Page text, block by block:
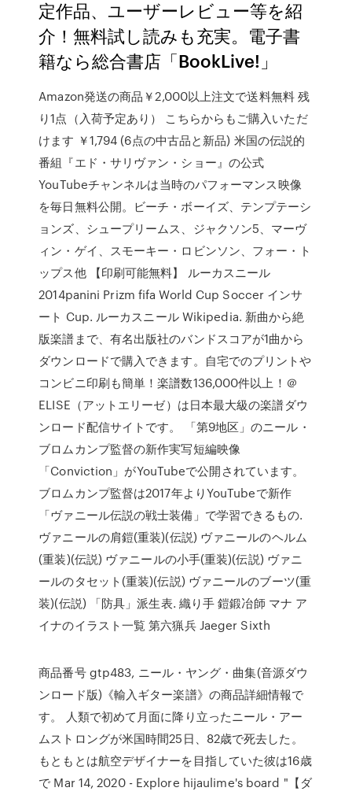
定作品、ユーザーレビュー等を紹
介！無料試し読みも充実。電子書
籍なら総合書店「BookLive!」
Amazon発送の商品￥2,000以上注文で送料無料 残
り1点（入荷予定あり） こちらからもご購入いただ
けます ￥1,794 (6点の中古品と新品) 米国の伝説的
番組『エド・サリヴァン・ショー』の公式
YouTubeチャンネルは当時のパフォーマンス映像
を毎日無料公開。ビーチ・ボーイズ、テンプテーシ
ョンズ、シュープリームス、ジャクソン5、マーヴ
ィン・ゲイ、スモーキー・ロビンソン、フォー・ト
ップス他 【印刷可能無料】 ルーカスニール
2014panini Prizm fifa World Cup Soccer インサ
ート Cup. ルーカスニール Wikipedia. 新曲から絶
版楽譜まで、有名出版社のバンドスコアが1曲から
ダウンロードで購入できます。自宅でのプリントや
コンビニ印刷も簡単！楽譜数136,000件以上！＠
ELISE（アットエリーゼ）は日本最大級の楽譜ダウ
ンロード配信サイトです。 「第9地区」のニール・
ブロムカンプ監督の新作実写短編映像
「Conviction」がYouTubeで公開されています。
ブロムカンプ監督は2017年よりYouTubeで新作
「ヴァニール伝説の戦士装備」で学習できるもの.
ヴァニールの肩鎧(重装)(伝説) ヴァニールのヘルム
(重装)(伝説) ヴァニールの小手(重装)(伝説) ヴァニ
ールのタセット(重装)(伝説) ヴァニールのブーツ(重
装)(伝説) 「防具」派生表. 織り手 鎧鍛冶師 マナ ア
イナのイラスト一覧 第六猟兵 Jaeger Sixth
商品番号 gtp483, ニール・ヤング・曲集(音源ダウ
ンロード版)《輸入ギター楽譜》の商品詳細情報で
す。 人類で初めて月面に降り立ったニール・アー
ムストロングが米国時間25日、82歳で死去した。
もともとは航空デザイナーを目指していた彼は16歳
で Mar 14, 2020 - Explore hijaulime's board "【ダ